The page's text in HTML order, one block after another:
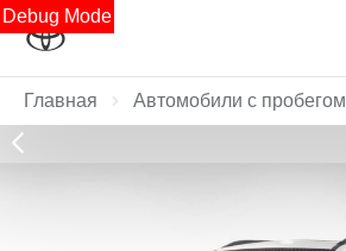
Debug Mode
Главная Автомобили с пробегом